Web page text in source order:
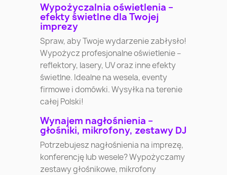
Wypożyczalnia oświetlenia –
efekty świetlne dla Twojej
imprezy
Spraw, aby Twoje wydarzenie zabłysło!
Wypożycz profesjonalne oświetlenie –
reflektory, lasery, UV oraz inne efekty
świetlne. Idealne na wesela, eventy
firmowe i domówki. Wysyłka na terenie
całej Polski!
Wynajem nagłośnienia –
głośniki, mikrofony, zestawy DJ
Potrzebujesz nagłośnienia na imprezę,
konferencję lub wesele? Wypożyczamy
zestawy głośnikowe, mikrofony